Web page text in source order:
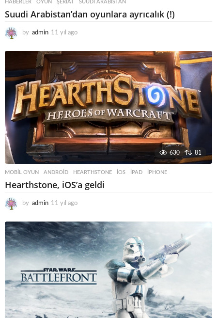
HABERLER OYUN ,ŞERIAT ,SUUDI ARABISTAN
Suudi Arabistan’dan oyunlara ayrıcalık (!)
by admin 11 yıl ago
y
l
a
g
o
630 81
MOBIL OYUN ANDROID ,HEARTHSTONE IOS IPAD IPHONE
Hearthstone, iOS’a geldi
by admin 11 yıl ago
y
ı
l
a
g